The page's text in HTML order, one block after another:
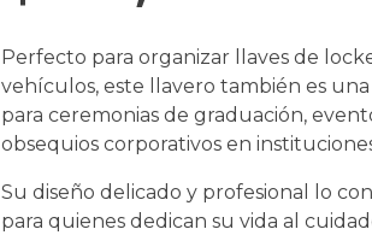
Perfecto para organizar llaves de
vehículos, este llavero también es
para ceremonias de graduación,
obsequios corporativos en
Su diseño delicado y profesional lo
para quienes dedican su vida al